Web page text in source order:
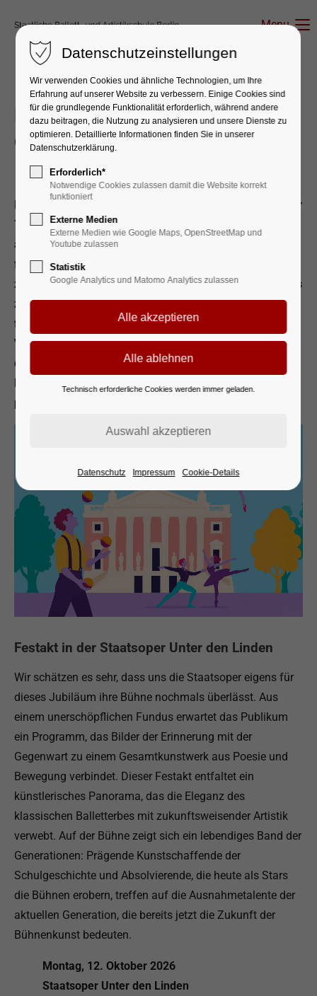
Menu
Festakt in der Staatsoper Unter
den Linden
12. Okt 2026
Im Jahr 2026 feiert die Staatliche Ballettschule Berlin ihr
75-jähriges Bestehen, während die Artistikschule Berlin
auf 70 erfolgreiche Jahre zurückblickt. Nach einer
fulminanten ersten Jahreshälfte steuern wir nun auf die
zwei künstlerischen Höhepunkte des zweiten Halbjahres
zu, für deren Realisierung wir herzlich um Ihre
finanzielle Unterstützung bitten – zwei besondere
Veranstaltungen unter dem Leitmotiv „Tradition bewegt
die Zukunft“, die wir dank unserer verlässlichen
Kooperationspartner in deren renommierten Häusern
präsentieren dürfen.
Festakt in der Staatsoper Unter den Linden
Wir schätzen es sehr, dass uns die Staatsoper eigens für
dieses Jubiläum ihre Bühne nochmals überlässt. Aus
einem unerschöpflichen Fundus erwartet das Publikum
ein Programm, das Bilder der Erinnerung mit der
Gegenwart zu einem Gesamtkunstwerk aus Poesie und
Bewegung verbindet. Dieser Festakt entfaltet ein
künstlerisches Panorama, das die Eleganz des
klassischen Balletterbes mit zukunftsweisender Artistik
verwebt. Auf der Bühne zeigt sich ein lebendiges Band der
Generationen: Prägende Kunstschaffende der
Schulgeschichte und Absolvierende, die heute als Stars
die Bühnen erobern, treffen auf die Ausnahmetalente der
aktuellen Generation, die bereits jetzt die Zukunft der
Bühnenkunst bedeuten.
Montag, 12. Oktober 2026
Staatsoper Unter den Linden
Datenschutzeinstellungen
Wir verwenden Cookies und ähnliche Technologien, um Ihre
Erfahrung auf unserer Website zu verbessern. Einige Cookies sind
für die grundlegende Funktionalität erforderlich, während andere
dazu beitragen, die Nutzung zu analysieren und unsere Dienste zu
optimieren. Detaillierte Informationen finden Sie in unserer
Datenschutzerklärung.
Erforderlich*
Notwendige Cookies zulassen damit die Website korrekt
funktioniert
Externe Medien
Externe Medien wie Google Maps, OpenStreetMap und
Youtube zulassen
Statistik
Google Analytics und Matomo Analytics zulassen
Technisch erforderliche Cookies werden immer geladen.
Datenschutz Impressum Cookie-Details